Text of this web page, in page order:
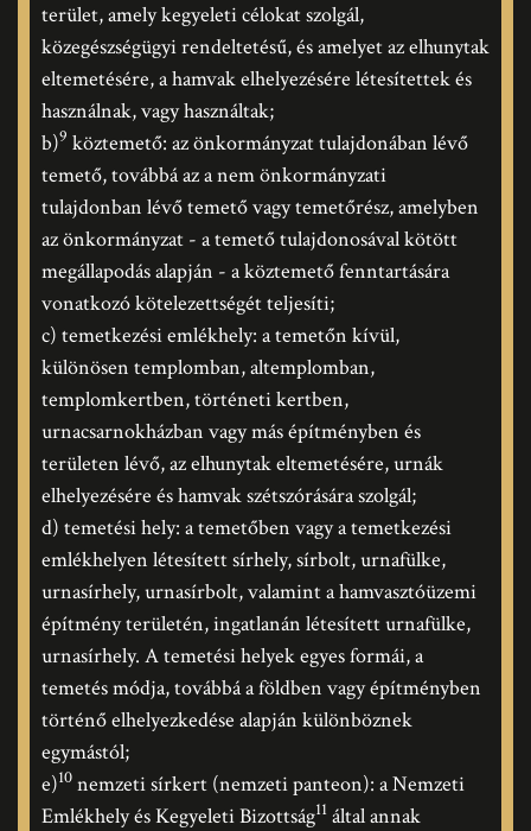
terület, amely kegyeleti célokat szolgál,
közegészségügyi rendeltetésű, és amelyet az elhunytak
eltemetésére, a hamvak elhelyezésére létesítettek és
használnak, vagy használtak;
b)9 köztemető: az önkormányzat tulajdonában lévő
temető, továbbá az a nem önkormányzati
tulajdonban lévő temető vagy temetőrész, amelyben
az önkormányzat - a temető tulajdonosával kötött
megállapodás alapján - a köztemető fenntartására
vonatkozó kötelezettségét teljesíti;
c) temetkezési emlékhely: a temetőn kívül,
különösen templomban, altemplomban,
templomkertben, történeti kertben,
urnacsarnokházban vagy más építményben és
területen lévő, az elhunytak eltemetésére, urnák
elhelyezésére és hamvak szétszórására szolgál;
d) temetési hely: a temetőben vagy a temetkezési
emlékhelyen létesített sírhely, sírbolt, urnafülke,
urnasírhely, urnasírbolt, valamint a hamvasztóüzemi
építmény területén, ingatlanán létesített urnafülke,
urnasírhely. A temetési helyek egyes formái, a
temetés módja, továbbá a földben vagy építményben
történő elhelyezkedése alapján különböznek
egymástól;
e)10 nemzeti sírkert (nemzeti panteon): a Nemzeti
Emlékhely és Kegyeleti Bizottság11 által annak